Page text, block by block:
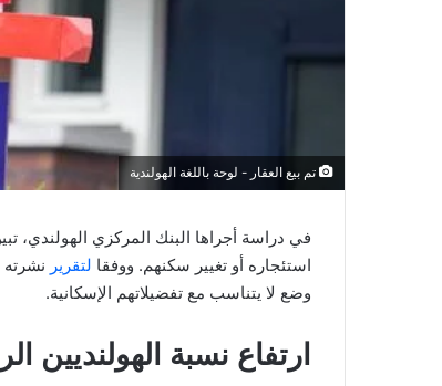
تم بيع العقار - لوحة باللغة الهولندية
في دراسة أجراها البنك المركزي الهولندي،
استئجاره أو تغيير سكنهم. ووفقا لتقرير
وضع لا يتناسب مع تفضيلاتهم الإسكانية.
ارتفاع نسبة الهولنديين